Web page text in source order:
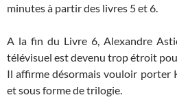
minutes à partir des livres 5 et 6.
A la fin du Livre 6, Alexandre
télévisuel est devenu trop étroit
Il affirme désormais vouloir porter
et sous forme de trilogie.